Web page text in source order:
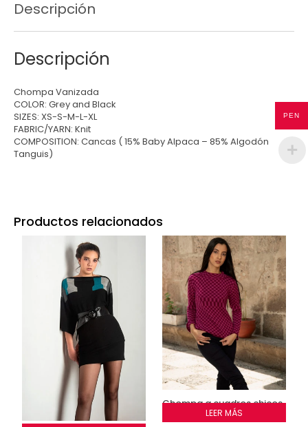
Descripción
Descripción
Chompa Vanizada
COLOR: Grey and Black
SIZES: XS-S-M-L-XL
FABRIC/YARN: Knit
COMPOSITION: Cancas ( 15% Baby Alpaca – 85% Algodón
Tanguis)
Productos relacionados
Chompa a cuadros chicos
y grandesLEER MÁS
PEN